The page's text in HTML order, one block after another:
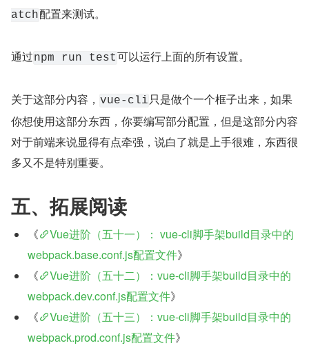
atch配置来测试。
通过npm run test可以运行上面的所有设置。
关于这部分内容， vue-cli 只是做个一个框子出来，如果
你想使用这部分东西，你要编写部分配置，但是这部分内容
对于前端来说显得有点牵强，说白了就是上手很难，东西很
多又不是特别重要。
五、拓展阅读
《
Vue进阶（五十一）： vue-cli脚手架build目录中的
webpack.base.conf.js配置文件》
《
Vue进阶（五十二）：vue-cli脚手架build目录中的
webpack.dev.conf.js配置文件》
《
Vue进阶（五十三）：vue-cli脚手架build目录中的
webpack.prod.conf.js配置文件》